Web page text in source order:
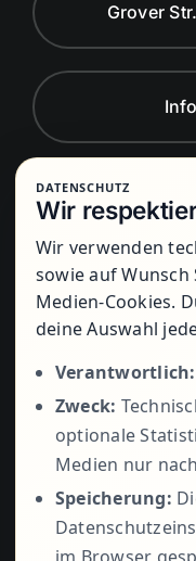
Grover
Montag bis
DATENSCHUTZ
Wir
Wir verwenden
sowie auf
Medien-Cookies.
deine Auswahl
Verantwortlich:
Zweck:
optionale
Medien nur
Speicherung: